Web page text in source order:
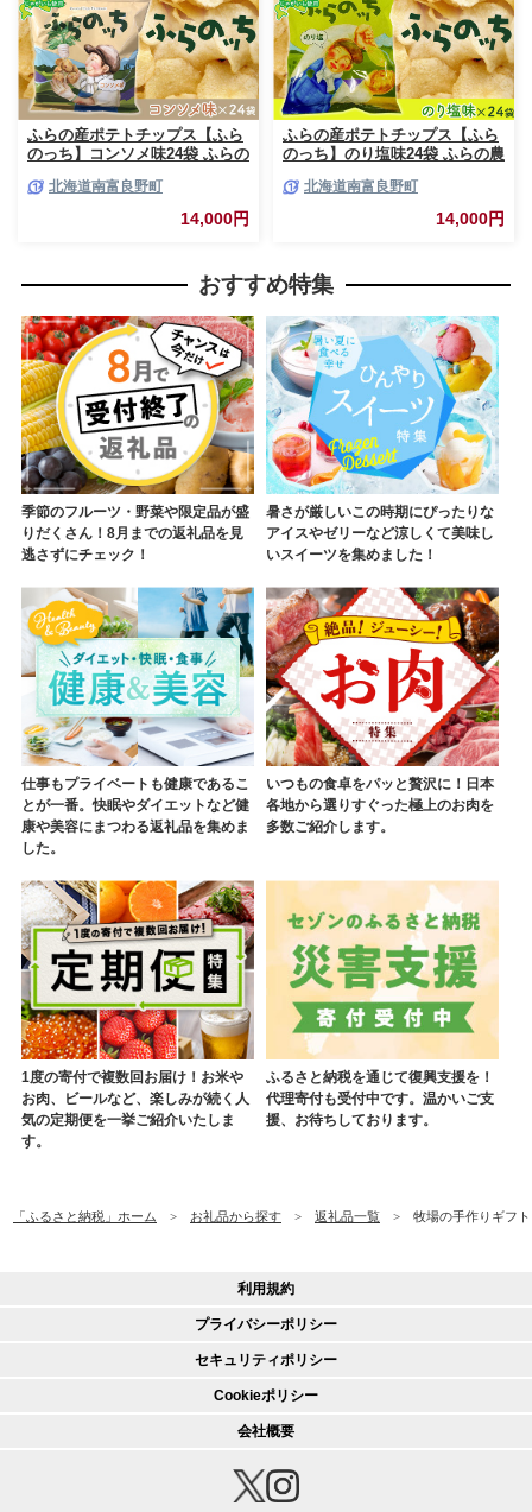
ふらの産ポテトチップス【ふら
のっち】コンソメ味24袋 ふらの
ガイモ コンソメ 芋 菓子 スナッ
ク じゃがいも お菓子 ポテチ 1
北海道南富良野町
14,000円
ふらの産ポテトチップス【ふら
のっち】のり塩味24袋 ふらの農
イモ のり塩 芋 菓子 スナック
じゃがいも お菓子 ポテチ 1箱
北海道南富良野町
14,000円
おすすめ特集
季節のフルーツ・野菜や限定品が盛
りだくさん！8月までの返礼品を見
逃さずにチェック！
暑さが厳しいこの時期にぴったりな
アイスやゼリーなど涼しくて美味し
いスイーツを集めました！
仕事もプライベートも健康であるこ
とが一番。快眠やダイエットなど健
康や美容にまつわる返礼品を集めま
した。
いつもの食卓をパッと贅沢に！日本
各地から選りすぐった極上のお肉を
多数ご紹介します。
1度の寄付で複数回お届け！お米や
お肉、ビールなど、楽しみが続く人
気の定期便を一挙ご紹介いたしま
す。
ふるさと納税を通じて復興支援を！
代理寄付も受付中です。温かいご支
援、お待ちしております。
「ふるさと納税」ホーム お礼品から探す 返礼品一覧 牧場の手作りギフ
利用規約
プライバシーポリシー
セキュリティポリシー
Cookieポリシー
会社概要